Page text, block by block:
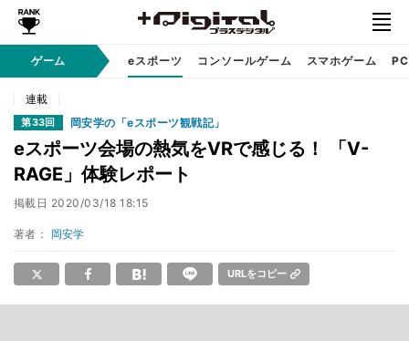
ゲーム eスポーツ コンソールゲーム スマホゲーム
連載
第33回 岡安学の「eスポーツ観戦記」
eスポーツ会場の熱気をVRで感じる！ 「V-
RAGE」体験レポート
掲載日 2020/03/18 18:15
著者： 岡安学
URLをコピー